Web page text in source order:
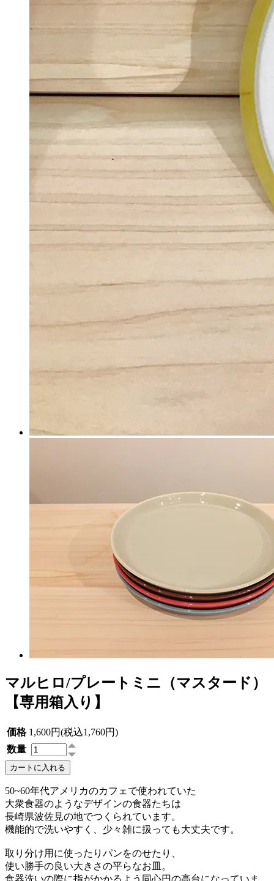
マルヒロ/プレートミニ（マスタード）
【専用箱入り】
価格 1,600円(税込1,760円)
数量
カートに入れる
50~60年代アメリカのカフェで使われていた
大衆食器のようなデザインの食器たちは
長崎県波佐見の地でつくられています。
機能的で洗いやすく、少々雑に扱っても大丈夫です。
取り分け用に使ったりパンをのせたり、
使い勝手の良い大きさの平らなお皿。
食器洗いの際に指がかかるよう同心円の高台になっていま